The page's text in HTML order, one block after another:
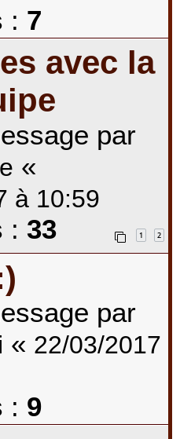
: 7
avec la
par
«
à 10:59
: 33 1 2
par
« 22/03/2017
: 9